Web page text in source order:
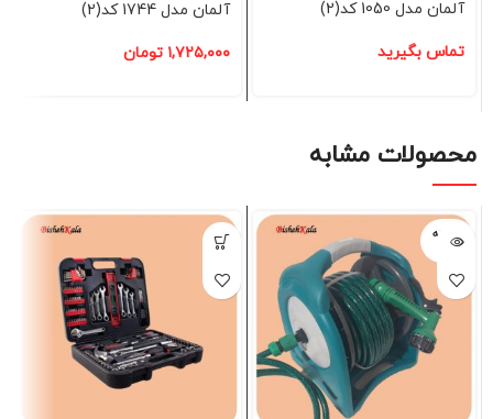
آلمان مدل 1050 کد(2)
تماس بگیرید
آلمان مدل 1744 کد(2)
۱,۷۲۵,۰۰۰ تومان
محصولات مشابه
فروخته
شده